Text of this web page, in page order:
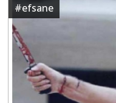
#efsane